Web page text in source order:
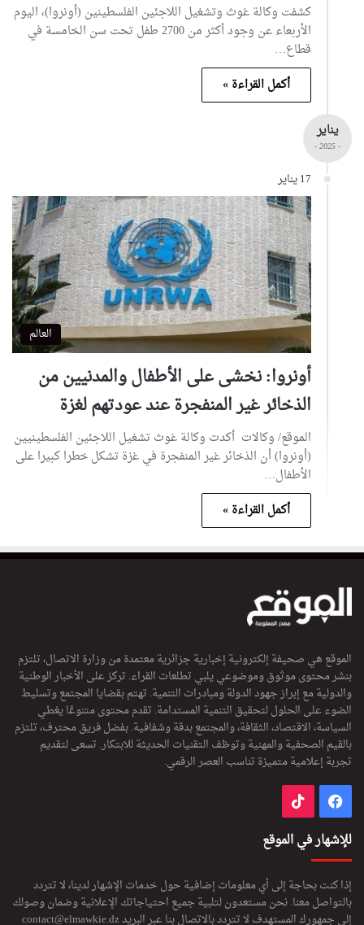
كشفت وكالة غوث وتشغيل اللاجئين الفلسطينين (أونروا)، اليوم
الأربعاء عن وجود أكثر من 2700 طفل تحت سن الخامسة في
قطاع…
أكمل القراءة »
يناير
- 2025 -
17 يناير
العالم
أونروا: نخشى على الأطفال والمدنيين من
الذخائر غير المنفجرة عند عودتهم لغزة
الموقع/ وكالات أكدت وكالة غوث تشغيل اللاجئين الفلسطينيين
(أونروا) أن الذخائر غير المنفجرة في غزة تشكل خطرا كبيرا على
الأطفال…
أكمل القراءة »
الموقع هي صحيفة إلكترونية إخبارية جزائرية معتمدة من وزارة الاتصال، تلتزم
بنشر محتوى موثوق وموضوعي يلبي تطلعات القراء. تركز على الأخبار الوطنية
والدولية مع إبراز جهود الدولة ومبادرات التنمية. تهتم بقضايا المجتمع وتسليط
الضوء على الحلول لتحقيق التنمية المستدامة. تقدم محتوى متنوعًا يغطي
السياسة، الاقتصاد، الثقافة، والمجتمع بدقة وشفافية. بفضل فريق محترف، تلتزم
بالقيم الصحفية والمهنية وتوظف التقنيات الحديثة للابتكار. تسعى لتقديم
تجربة إعلامية متميزة تناسب العصر الرقمي.
فيسبوك
للإشهار في الموقع
إذا كنت بحاجة إلى أي معلومات إضافية حول خدمات الإشهار لدينا، لا تتردد
بالتواصل معنا. نحن مستعدون لتلبية جميع احتياجاتك الإعلانية وضمان وصولك
إلى جمهورك المستهدف لا تتردد بالاتصال بنا عبر البريدcontact@elmawkie.dz